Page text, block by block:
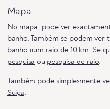
Mapa
No mapa, pode ver
banho. Também se podem
banho num raio de 10 km. Se
pesquisa ou pesquisa de raio.
Também pode simplesmente
Suíça.